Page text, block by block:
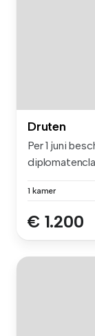
Druten
Per 1 juni
diplomatencla...
1 kamer
€ 1.200